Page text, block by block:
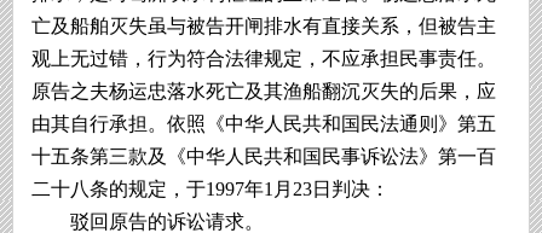
亡及船舶灭失虽与被告开闸排水有直接关系，但被告主
观上无过错，行为符合法律规定，不应承担民事责任。
原告之夫杨运忠落水死亡及其渔船翻沉灭失的后果，应
由其自行承担。依照《中华人民共和国民法通则》第五
十五条第三款及《中华人民共和国民事诉讼法》第一百
二十八条的规定，于1997年1月23日判决：
驳回原告的诉讼请求。